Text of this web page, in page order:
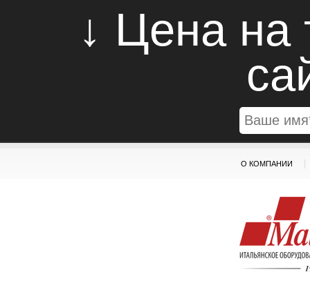
↓ Цена на
О КОМПАНИИ